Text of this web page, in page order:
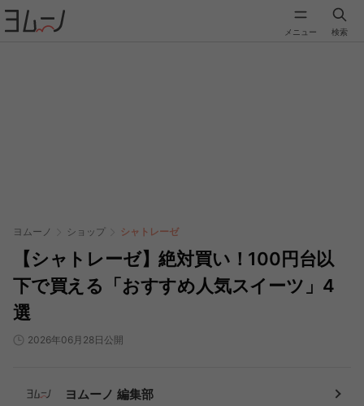
メニュー 検索
ヨムーノ ショップ シャトレーゼ
【シャトレーゼ】絶対買い！100円台以
下で買える「おすすめ人気スイーツ」4
選
2026年06月28日公開
ヨムーノ 編集部